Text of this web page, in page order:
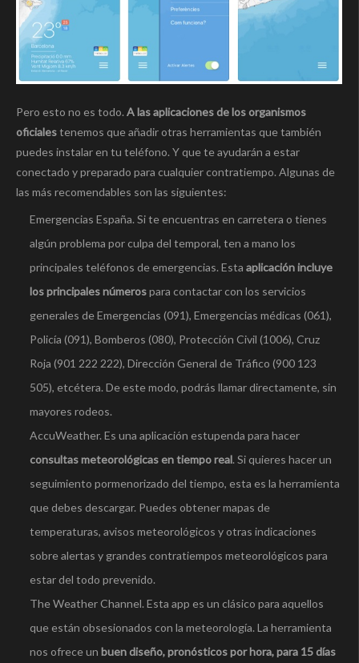
Pero esto no es todo. A las aplicaciones de los organismos
oficialestenemos que añadir otras herramientas que también
puedes instalar en tu teléfono. Y que te ayudarán a estar
conectado y preparado para cualquier contratiempo. Algunas de
las más recomendables son las siguientes:
Emergencias España. Si te encuentras en carretera o tienes
algún problema por culpa del temporal, ten a mano los
principales teléfonos de emergencias. Esta aplicación incluye
los principales númerospara contactar con los servicios
generales de Emergencias (091), Emergencias médicas (061),
Policí­a (091), Bomberos (080), Protección Civil (1006), Cruz
Roja (901 222 222), Dirección General de Tráfico (900 123
505), etcétera. De este modo, podrás llamar directamente, sin
mayores rodeos.
AccuWeather. Es una aplicación estupenda para hacer
consultas meteorológicas en tiempo real. Si quieres hacer un
seguimiento pormenorizado del tiempo, esta es la herramienta
que debes descargar. Puedes obtener mapas de
temperaturas, avisos meteorológicos y otras indicaciones
sobre alertas y grandes contratiempos meteorológicos para
estar del todo prevenido.
The Weather Channel. Esta app es un clásico para aquellos
que están obsesionados con la meteorologí­a. La herramienta
nos ofrece un buen diseño, pronósticos por hora, para 15 dí­as